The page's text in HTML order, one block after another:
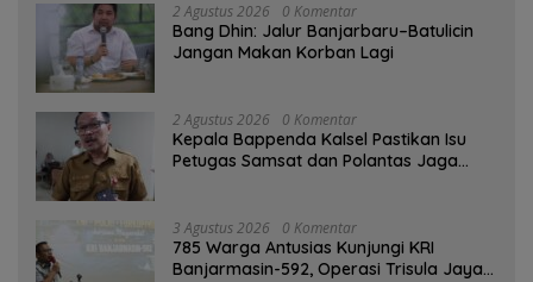
2 Agustus 2026 0 Komentar
Bang Dhin: Jalur Banjarbaru–Batulicin
Jangan Makan Korban Lagi
2 Agustus 2026 0 Komentar
Kepala Bappenda Kalsel Pastikan Isu
Petugas Samsat dan Polantas Jaga
3 Agustus 2026 0 Komentar
785 Warga Antusias Kunjungi KRI
Banjarmasin-592, Operasi Trisula Jaya